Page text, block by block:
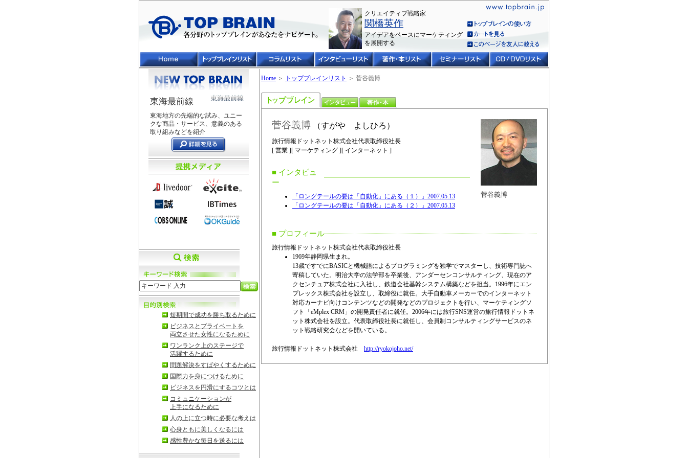
クリエイティブ戦略家
関橋英作
アイデアをベースにマーケティング
を展開する
東海最前線
東海地方の先端的な試み、ユニー
クな商品・サービス、意義のある
取り組みなどを紹介
短期間で成功を勝ち取るために
ビジネスとプライベートを
両立させた女性になるために
ワンランク上のステージで
活躍するために
問題解決をすばやくするために
国際力を身につけるために
ビジネスを円滑にするコツとは
コミュニケーションが
上手になるために
人の上に立つ時に必要な考えは
心身ともに美しくなるには
感性豊かな毎日を送るには
Home ＞ トップブレインリスト ＞ 菅谷義博
菅谷義博
菅谷義博 （すがや よしひろ）
旅行情報ドットネット株式会社代表取締役社長
[ 営業 ][ マーケティング ][ インターネット ]
■ インタビュ
ー
「ロングテールの要は「自動化」にある（１）」2007.05.13
「ロングテールの要は「自動化」にある（２）」2007.05.13
■ プロフィール
旅行情報ドットネット株式会社代表取締役社長
1969年静岡県生まれ。
13歳ですでにBASICと機械語によるプログラミングを独学でマスターし、技術専門誌へ
寄稿していた。明治大学の法学部を卒業後、アンダーセンコンサルティング、現在のア
クセンチュア株式会社に入社し、鉄道会社基幹システム構築などを担当。1996年にエン
プレックス株式会社を設立し、取締役に就任。大手自動車メーカーでのインターネット
対応カーナビ向けコンテンツなどの開発などのプロジェクトを行い、マーケティングソ
フト「eMplex CRM」の開発責任者に就任。2006年には旅行SNS運営の旅行情報ドットネ
ット株式会社を設立。代表取締役社長に就任し、会員制コンサルティングサービスのネ
ット戦略研究会などを開いている。
旅行情報ドットネット株式会社 http://ryokojoho.net/